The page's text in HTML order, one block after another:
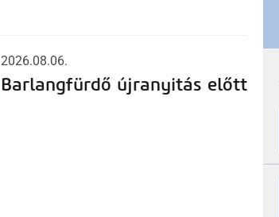
2026.08.06.
Barlangfürdő újranyitás előtt